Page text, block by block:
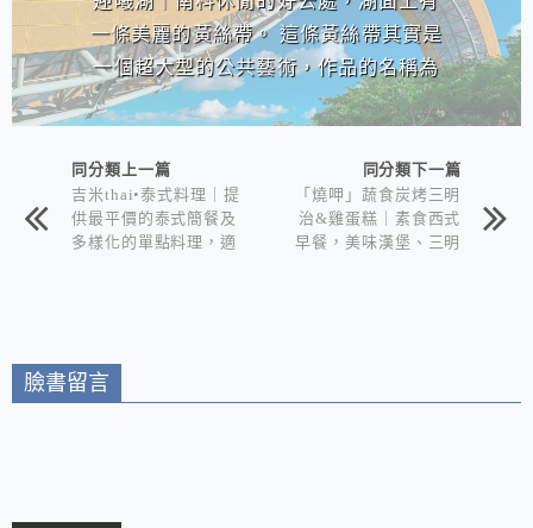
一條美麗的黃絲帶。 這條黃絲帶其實是
一個超大型的公共藝術，作品的名稱為
「舞彩迎賓」。
同分類上一篇
吉米thai•泰式料理｜提
供最平價的泰式簡餐及
多樣化的單點料理，適
同分類下一篇
「燒呷」蔬食炭烤三明
治&雞蛋糕｜素食西式
早餐，美味漢堡、三明
臉書留言